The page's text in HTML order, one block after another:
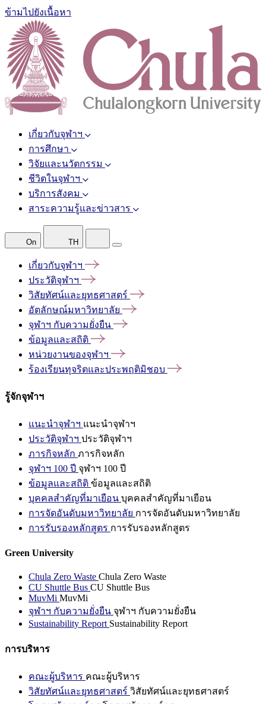
ข้ามไปยังเนื้อหา
เกี่ยวกับจุฬาฯ
การศึกษา
วิจัยและนวัตกรรม
ชีวิตในจุฬาฯ
บริการสังคม
สาระความรู้และข่าวสาร
On TH
เกี่ยวกับจุฬาฯ
ประวัติจุฬาฯ
วิสัยทัศน์และยุทธศาสตร์
อัตลักษณ์มหาวิทยาลัย
จุฬาฯ กับความยั่งยืน
ข้อมูลและสถิติ
หน่วยงานของจุฬาฯ
ร้องเรียนทุจริตและประพฤติมิชอบ
รู้จักจุฬาฯ
แนะนำจุฬาฯ แนะนำจุฬาฯ
ประวัติจุฬาฯ ประวัติจุฬาฯ
ภารกิจหลัก ภารกิจหลัก
จุฬาฯ 100 ปี จุฬาฯ 100 ปี
ข้อมูลและสถิติ ข้อมูลและสถิติ
บุคคลสำคัญที่มาเยือน บุคคลสำคัญที่มาเยือน
การจัดอันดับมหาวิทยาลัย การจัดอันดับมหาวิทยาลัย
การรับรองหลักสูตร การรับรองหลักสูตร
Green University
Chula Zero Waste Chula Zero Waste
CU Shuttle Bus CU Shuttle Bus
MuvMi MuvMi
จุฬาฯ กับความยั่งยืน จุฬาฯ กับความยั่งยืน
Sustainability Report Sustainability Report
การบริหาร
คณะผู้บริหาร คณะผู้บริหาร
วิสัยทัศน์และยุทธศาสตร์ วิสัยทัศน์และยุทธศาสตร์